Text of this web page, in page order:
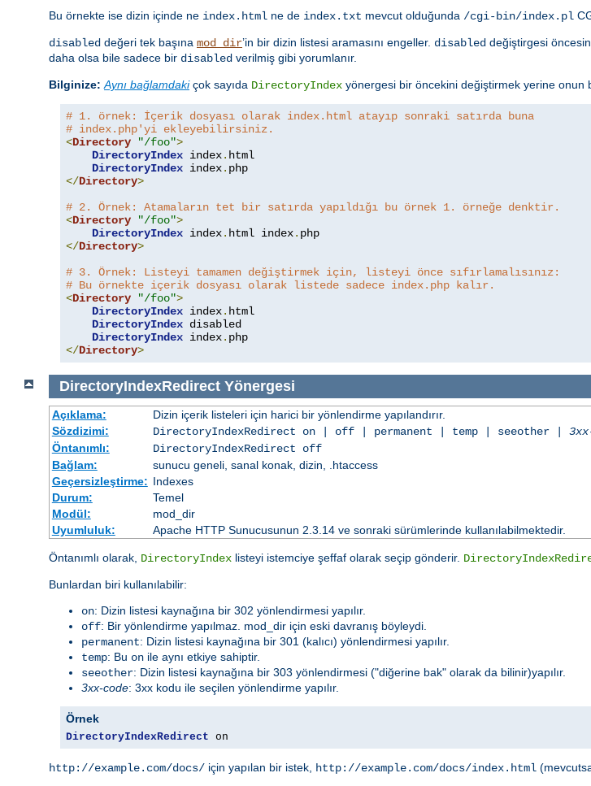
Bu örnekte ise dizin içinde ne index.html ne de index.txt mevcut olduğunda /cgi-bin/index.pl
disabled değeri tek başına mod_dir’in bir dizin listesi aramasını engeller. disabled değiştirgesi
daha olsa bile sadece bir disabled verilmiş gibi yorumlanır.
Bilginize: Aynı bağlamdakiçok sayıda DirectoryIndex yönergesi bir öncekini değiştirmek yerine onun
# 1. örnek: İçerik dosyası olarak index.html atayıp sonraki satırda buna
# index.php'yi ekleyebilirsiniz.
<Directory "/foo">
DirectoryIndex index. html
DirectoryIndex index.
</Directory>
# 2. Örnek: Atamaların tet bir satırda yapıldığı bu örnek 1. örneğe denktir.
<Directory "/foo">
DirectoryIndex index. html index.
</Directory>
# 3. Örnek: Listeyi tamamen değiştirmek için, listeyi önce sıfırlamalısınız:
# Bu örnekte içerik dosyası olarak listede sadece index.php kalır.
<Directory "/foo">
DirectoryIndex index. html
DirectoryIndex disabled
DirectoryIndex index.
</Directory>
DirectoryIndexRedirect Yönergesi
Açıklama:
Dizin içerik listeleri için harici bir yönlendirme yapılandırır.
Sözdizimi:
DirectoryIndexRedirect on | off | permanent | temp | seeother |
Öntanımlı:
DirectoryIndexRedirect off
Bağlam:
sunucu geneli, sanal konak, dizin, .htaccess
Geçersizleştirme: Indexes
Durum:
Temel
Modül:
mod_dir
Uyumluluk:
Apache HTTP Sunucusunun 2.3.14 ve sonraki sürümlerinde kullanılabilmektedir.
Öntanımlı olarak, DirectoryIndex listeyi istemciye şeffaf olarak seçip gönderir.
Bunlardan biri kullanılabilir:
on: Dizin listesi kaynağına bir 302 yönlendirmesi yapılır.
off: Bir yönlendirme yapılmaz. mod_dir için eski davranış böyleydi.
permanent: Dizin listesi kaynağına bir 301 (kalıcı) yönlendirmesi yapılır.
temp: Bu on ile aynı etkiye sahiptir.
seeother: Dizin listesi kaynağına bir 303 yönlendirmesi ("diğerine bak" olarak da bilinir)yapılır.
3xx-code: 3xx kodu ile seçilen yönlendirme yapılır.
Örnek
DirectoryIndexRedirect on
http://example.com/docs/ için yapılan bir istek, http://example.com/docs/index.html